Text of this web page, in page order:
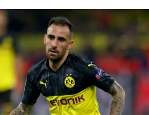
הפועל תל אביב
הפועל חיפה
הפועל באר שבע
מכבי נתניה
בני יהודה